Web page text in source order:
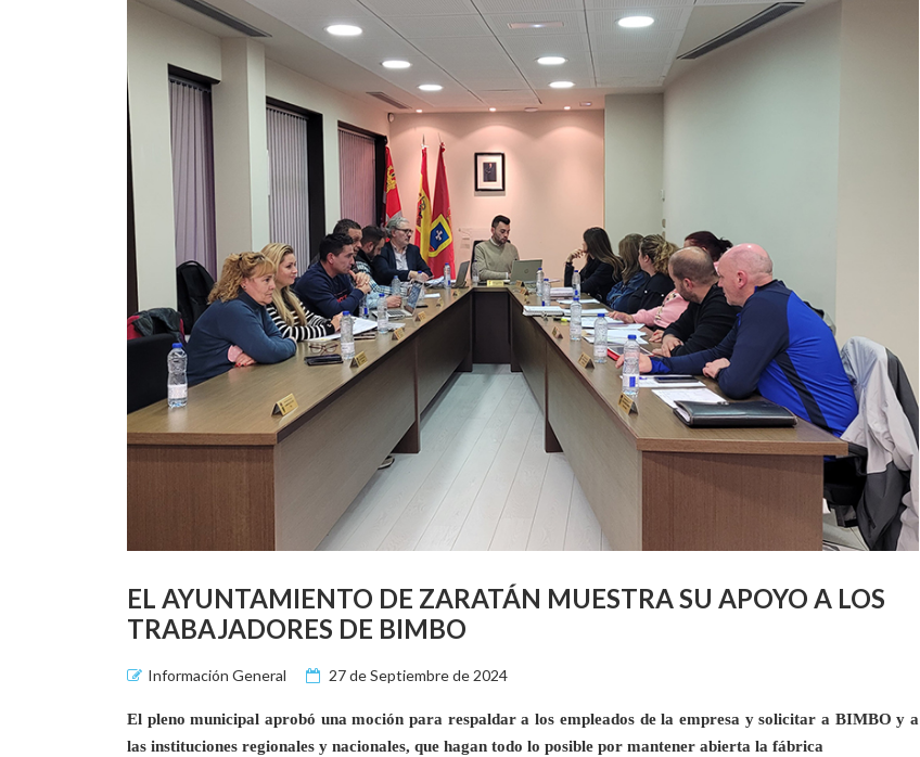
EL AYUNTAMIENTO DE ZARATÁN MUESTRA SU APOYO A LOS
TRABAJADORES DE BIMBO
Información General 27 de Septiembre de 2024
El pleno municipal aprobó una moción para respaldar a los empleados de la empresa y solicitar a BIMBO y a
las instituciones regionales y nacionales, que hagan todo lo posible por mantener abierta la fábrica